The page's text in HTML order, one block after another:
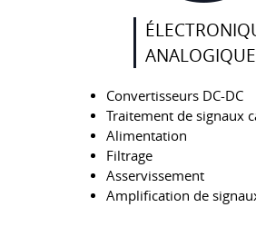
ANALOGIQUE
Convertisseurs DC-DC
Traitement de signaux
Alimentation
Filtrage
Asservissement
Amplification de